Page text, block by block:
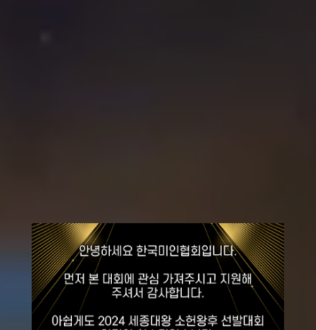
세종대왕